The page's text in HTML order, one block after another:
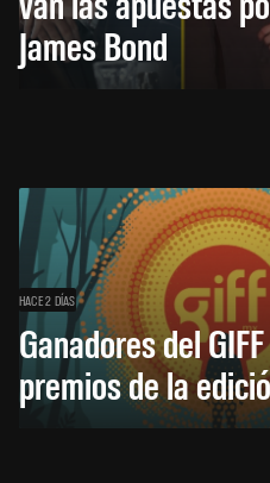
James Bond
HACE 2 DÍAS
Ganadores del
premios de la